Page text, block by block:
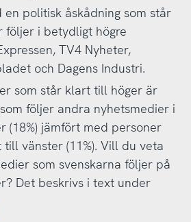
en politisk åskådning som står
följer i betydligt högre
TV4 Nyheter,
och Dagens Industri.
som står klart till höger är
följer andra nyhetsmedier i
(18%) jämfört med personer
vänster (11%). Vill du veta
som svenskarna följer på
Det beskrivs i text under